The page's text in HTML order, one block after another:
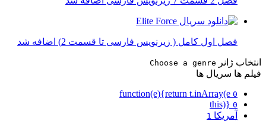
فصل اول کامل ( زیرنویس فارسی تا قسمت 2) اضافه شد
انتخاب ژانر Choose a genre
فیلم ها سریال ها
function(e){return t.inArray(e 0
this)} 0
آمریکا 1